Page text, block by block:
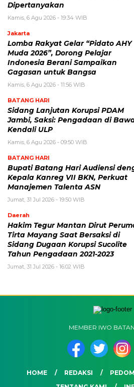
Dipertanyakan
Kamis, 6 Agu 2026 - 19:34 WIB
Jakarta
Lomba Rakyat Gelar “Pidato AHY
Muda 2026”, Dorong Pelajar
Indonesia Berani Sampaikan
Gagasan untuk Bangsa
Kamis, 6 Agu 2026 - 11:56 WIB
BATANG HARI
Sidang Lanjutan Korupsi PDAM
Jambi, Saksi: Pengadaan di
Kendali ULP
Kamis, 6 Agu 2026 - 09:50 WIB
BATANG HARI
Bupati Batang Hari Audiensi
Kepala Kanreg VII BKN, Perkuat
Manajemen Talenta ASN
Jumat, 31 Jul 2026 - 19:50 WIB
Daerah
Hakim Tegur Mantan Dirut
Tirta Mayang Saat Bersaksi di
Sidang Dugaan Korupsi Sucolite
Tahun Pengadaan 2021-2023
Jumat, 31 Jul 2026 - 16:02 WIB
MEMBER IWO
HOME REDAKSI